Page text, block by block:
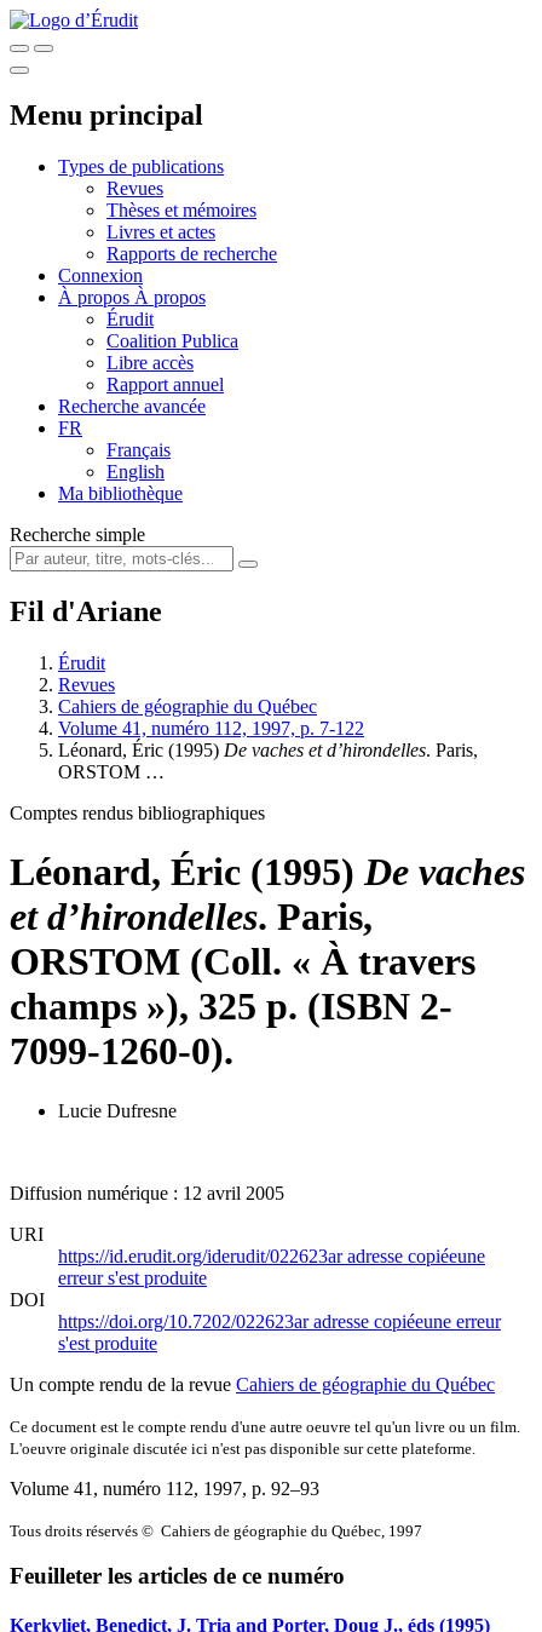
Menu principal
Types de publications
Revues
Thèses et mémoires
Livres et actes
Rapports de recherche
Connexion
À propos À propos
Érudit
Coalition Publica
Libre accès
Rapport annuel
Recherche avancée
FR
Français
English
Ma bibliothèque
Recherche simple
Fil d'Ariane
Érudit
Revues
Cahiers de géographie du Québec
Volume 41, numéro 112, 1997, p. 7-122
Léonard, Éric (1995) De vaches et d’hirondelles. Paris,
ORSTOM …
Comptes rendus bibliographiques
Léonard, Éric (1995) De vaches
et d’hirondelles. Paris,
ORSTOM (Coll. « À travers
champs »), 325 p. (ISBN 2-
7099-1260-0).
Lucie Dufresne
Diffusion numérique : 12 avril 2005
URI
https://id.erudit.org/iderudit/022623aradresse copiéeune
erreur s'est produite
DOI
https://doi.org/10.7202/022623aradresse copiéeune erreur
s'est produite
Un compte rendu de la revue Cahiers de géographie du Québec
Ce document est le compte rendu d'une autre oeuvre tel qu'un livre ou un film.
L'oeuvre originale discutée ici n'est pas disponible sur cette plateforme.
Volume 41, numéro 112, 1997, p. 92–93
Tous droits réservés © Cahiers de géographie du Québec, 1997
Feuilleter les articles de ce numéro
Kerkvliet, Benedict, J. Tria and Porter, Doug J., éds (1995)